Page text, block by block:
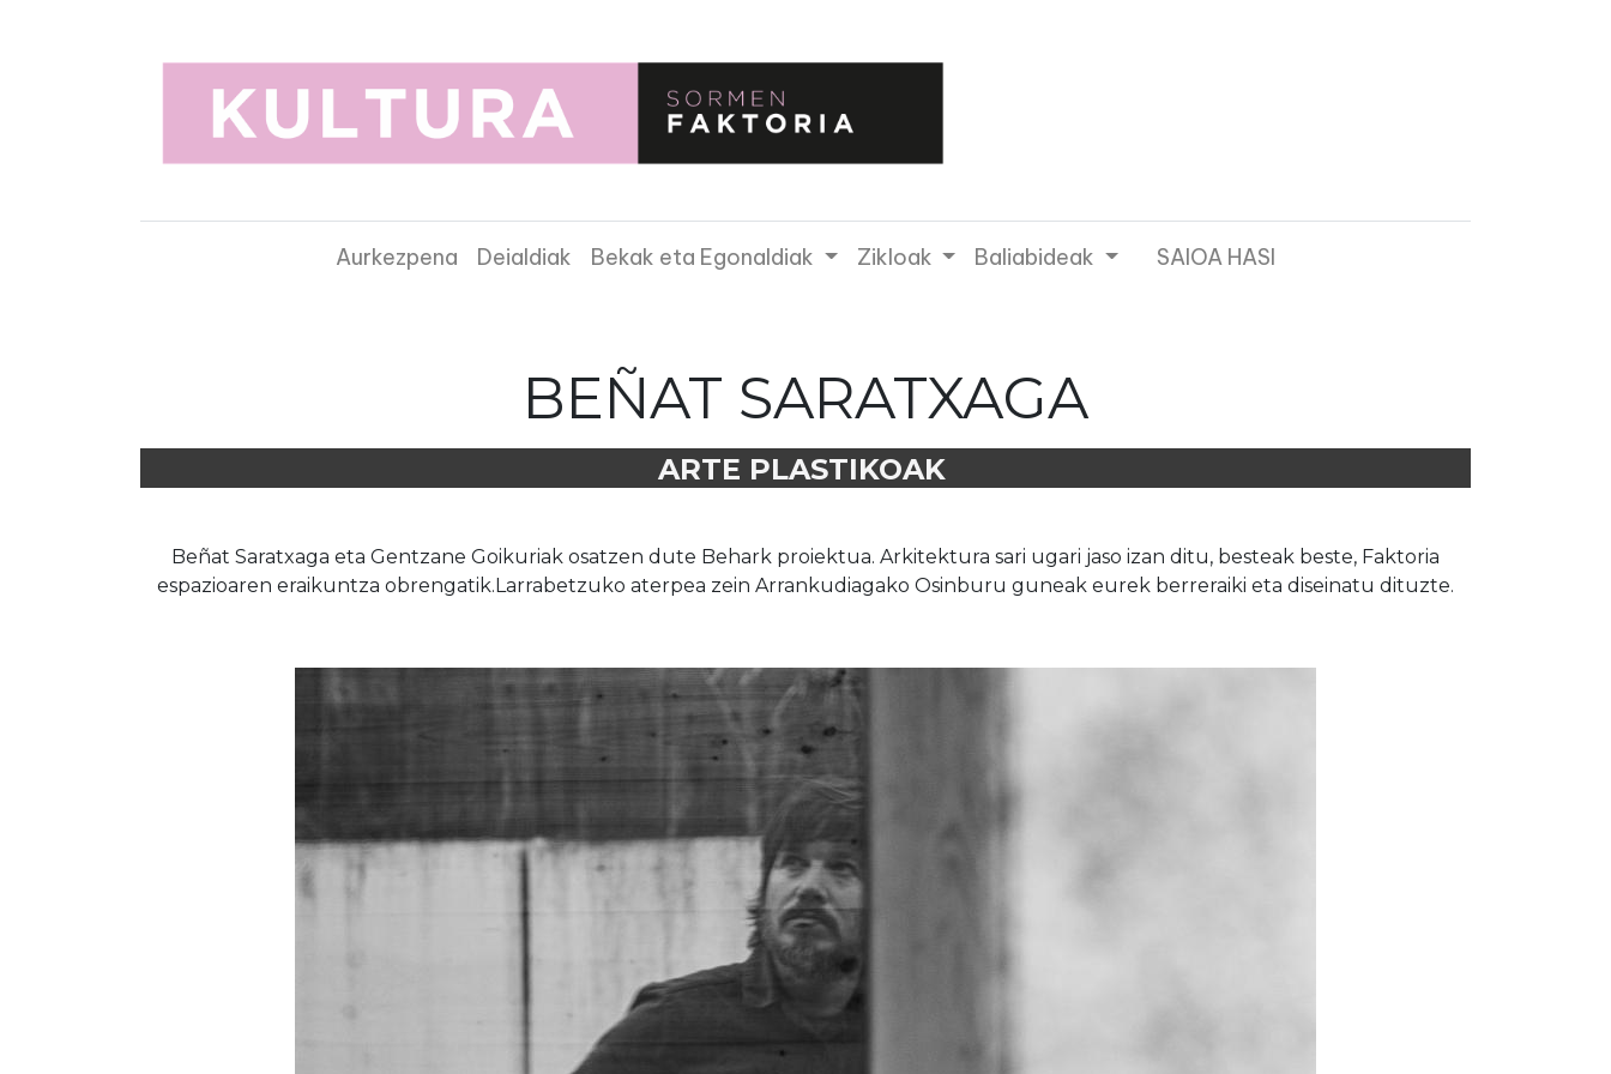
Aurkezpena Deialdiak Bekak eta Egonaldiak Zikloak Baliabideak SAIOA HASI
BEÑAT SARATXAGA
ARTE PLASTIKOAK
Beñat Saratxaga eta Gentzane Goikuriak osatzen dute Behark proiektua. Arkitektura sari ugari jaso izan ditu, besteak beste, Faktoria
espazioaren eraikuntza obrengatik.Larrabetzuko aterpea zein Arrankudiagako Osinburu guneak eurek berreraiki eta diseinatu dituzte.